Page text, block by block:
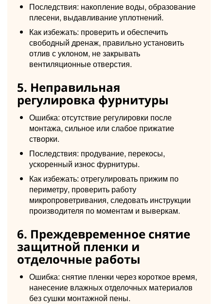
Последствия: накопление воды, образование
плесени, выдавливание уплотнений.
Как избежать: проверить и обеспечить
свободный дренаж, правильно установить
отлив с уклоном, не закрывать
вентиляционные отверстия.
5. Неправильная
регулировка фурнитуры
Ошибка: отсутствие регулировки после
монтажа, сильное или слабое прижатие
створки.
Последствия: продувание, перекосы,
ускоренный износ фурнитуры.
Как избежать: отрегулировать прижим по
периметру, проверить работу
микропроветривания, следовать инструкции
производителя по моментам и выверкам.
6. Преждевременное снятие
защитной пленки и
отделочные работы
Ошибка: снятие пленки через короткое время,
нанесение влажных отделочных материалов
без сушки монтажной пены.